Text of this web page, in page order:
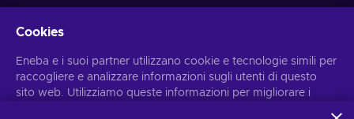
Ottieni offerte di gioco personalizzate
Iscriviti
Puoi annullare l'iscrizione in qualsiasi momento. Visital'informativa
Cookies
Eneba e i suoi partner utilizzano cookie e tecnologie simili per
raccogliere e analizzare informazioni sugli utenti di questo
sito web. Utilizziamo queste informazioni per migliorare i